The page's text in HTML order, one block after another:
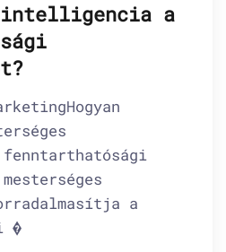
intelligencia a
a
�